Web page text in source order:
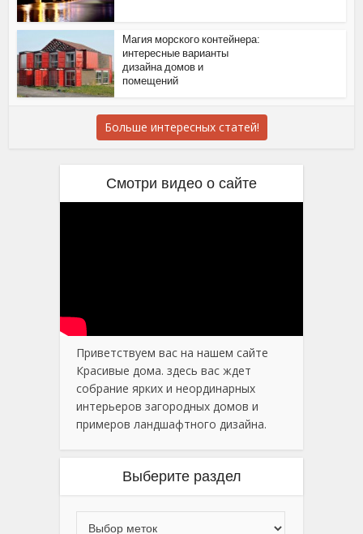
Магия морского контейнера:
интересные варианты
дизайна домов и
помещений
Больше интересных статей!
Смотри видео о сайте
Приветствуем вас на нашем сайте
Красивые дома. здесь вас ждет
собрание ярких и неординарных
интерьеров загородных домов и
примеров ландшафтного дизайна.
Выберите раздел